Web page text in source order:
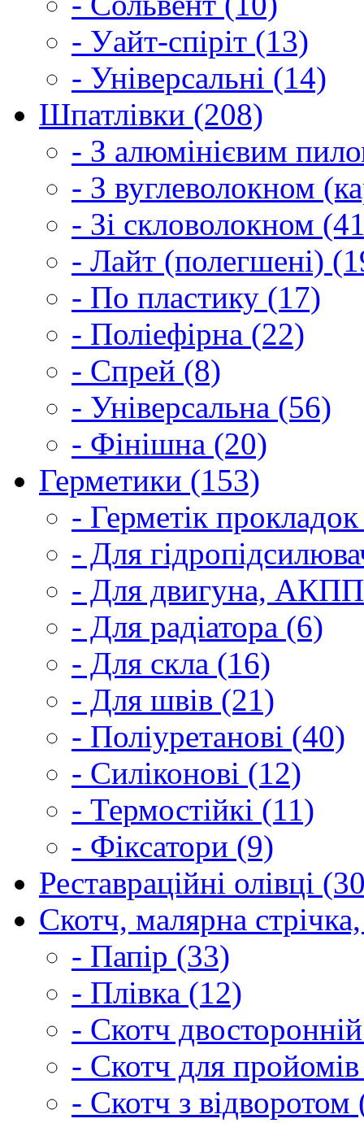
- Уайт-спіріт (13)
- Універсальні (14)
Шпатлівки (208)
- З алюмінієвим
- З вуглеволокном
- Зі скловолокном
- Лайт (полегшені)
- По пластику (17)
- Поліефірна (22)
- Спрей (8)
- Універсальна (56)
- Фінішна (20)
Герметики (153)
- Герметік
- Для
- Для двигуна,
- Для радіатора (6)
- Для скла (16)
- Для швів (21)
- Поліуретанові (40)
- Силіконові (12)
- Термостійкі (11)
- Фіксатори (9)
Реставраційні олівці
Скотч, малярна
- Папір (33)
- Плівка (12)
- Скотч
- Скотч для
- Скотч з відворотом